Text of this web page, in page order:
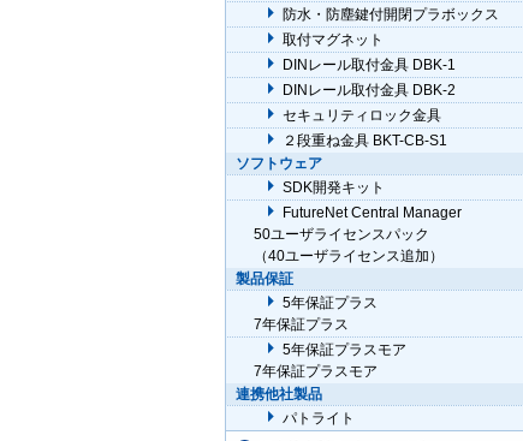
防水・防塵鍵付開閉プラボックス
取付マグネット
DINレール取付金具 DBK-1
DINレール取付金具 DBK-2
セキュリティロック金具
２段重ね金具 BKT-CB-S1
ソフトウェア
SDK開発キット
FutureNet Central Manager
50ユーザライセンスパック
（40ユーザライセンス追加）
製品保証
5年保証プラス
7年保証プラス
5年保証プラスモア
7年保証プラスモア
連携他社製品
パトライト